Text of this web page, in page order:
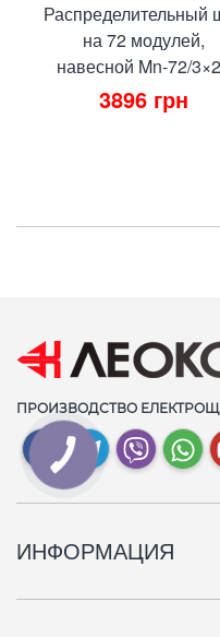
Распределительный
на 72 модулей,
навесной Mn-72/
3896 грн
ПРОИЗВОДСТВО
ИНФОРМАЦИЯ